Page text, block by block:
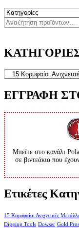
ΕΓΓΡΑΦΗ
Μπείτε στο κανάλι
σε βιντεάκια που
Ετικέτες
15 Κορυφαίοι Ανιχνευτές
Digging Tools Dowser Gold